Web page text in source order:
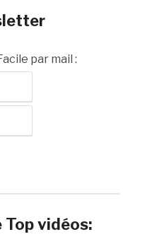
par mail :
Top vidéos: